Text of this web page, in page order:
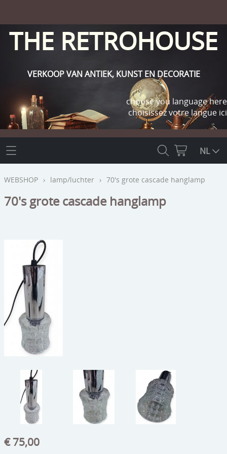
THE RETROHOUSE
VERKOOP VAN ANTIEK, KUNST EN DECORATIE
choose you language here
choisissez votre langue ici
THE RETROHOUSE
WEBSHOP
OUTLET
beelden
meubels
reclamevoorwerpen/merken
curiosa
schilderijen
porselein/aardewerk
medailles/munten/bankbiljetten
ets/tekening/litho/gravure
glaswerk
lamp/luchter
INFO
CONTACT
NL
WEBSHOP › lamp/luchter › 70's grote cascade hanglamp
70's grote cascade hanglamp
€ 75,00